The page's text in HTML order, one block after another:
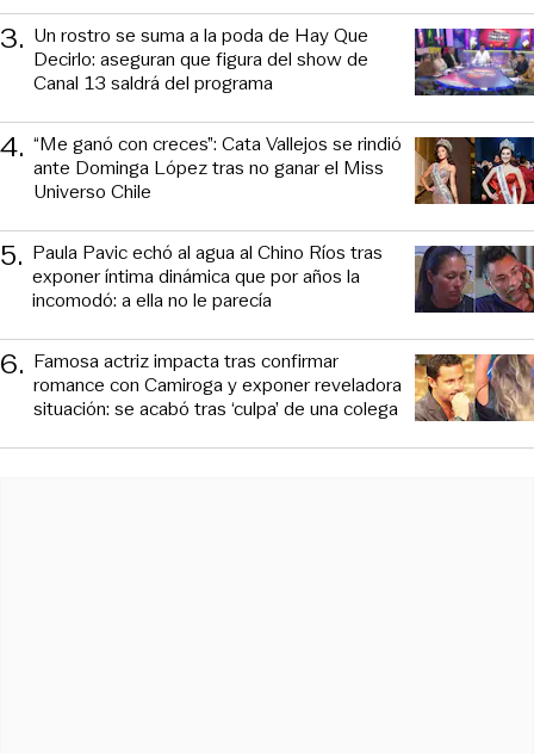
3. Un rostro se suma a la poda de Hay Que
Decirlo: aseguran que figura del show de
Canal 13 saldrá del programa
4. “Me ganó con creces”: Cata Vallejos se rindió
ante Dominga López tras no ganar el Miss
Universo Chile
5. Paula Pavic echó al agua al Chino Ríos tras
exponer íntima dinámica que por años la
incomodó: a ella no le parecía
6. Famosa actriz impacta tras confirmar
romance con Camiroga y exponer reveladora
situación: se acabó tras ‘culpa’ de una colega